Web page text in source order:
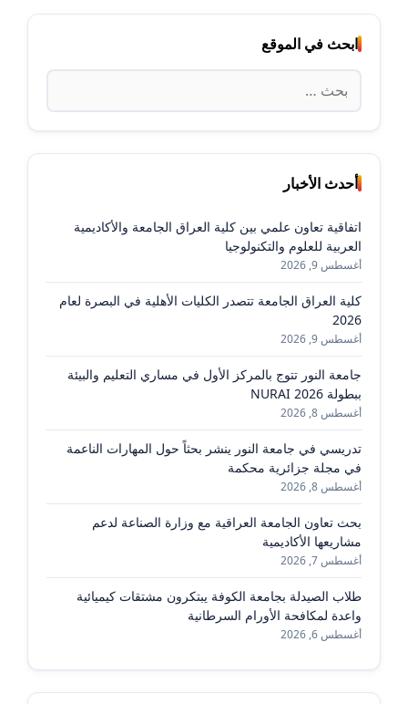
ابحث في الموقع
البحث
عن:
أحدث الأخبار
اتفاقية تعاون علمي بين كلية العراق الجامعة والأكاديمية
العربية للعلوم والتكنولوجيا
أغسطس 9, 2026
كلية العراق الجامعة تتصدر الكليات الأهلية في البصرة لعام
2026
أغسطس 9, 2026
جامعة النور تتوج بالمركز الأول في مساري التعليم والبيئة
ببطولة NURAI 2026
أغسطس 8, 2026
تدريسي في جامعة النور ينشر بحثاً حول المهارات الناعمة
في مجلة جزائرية محكمة
أغسطس 8, 2026
بحث تعاون الجامعة العراقية مع وزارة الصناعة لدعم
مشاريعها الأكاديمية
أغسطس 7, 2026
طلاب الصيدلة بجامعة الكوفة يبتكرون مشتقات كيميائية
واعدة لمكافحة الأورام السرطانية
أغسطس 6, 2026